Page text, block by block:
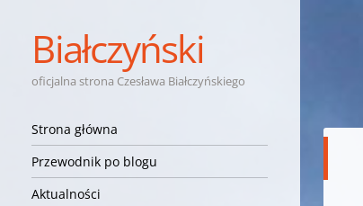
Białczyński
oficjalna strona Czesława Białczyńskiego
Nawigacja
Przejdź do treści
Strona główna
Przewodnik po blogu
Aktualności